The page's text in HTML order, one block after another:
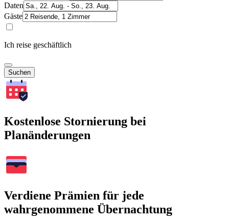
Daten
Gäste
Ich reise geschäftlich
Suchen
Kostenlose Stornierung bei
Planänderungen
Verdiene Prämien für jede
wahrgenommene Übernachtung